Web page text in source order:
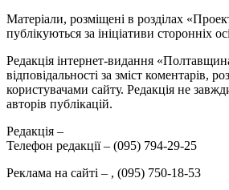
Матеріали, розміщені в розділах
публікуються за ініціативи сторонніх
Редакція інтернет-видання
відповідальності за зміст коментарів,
користувачами сайту. Редакція не
авторів публікацій.
Редакція –
Телефон редакції – (095) 794-29-25
Реклама на сайті – , (095) 750-18-53